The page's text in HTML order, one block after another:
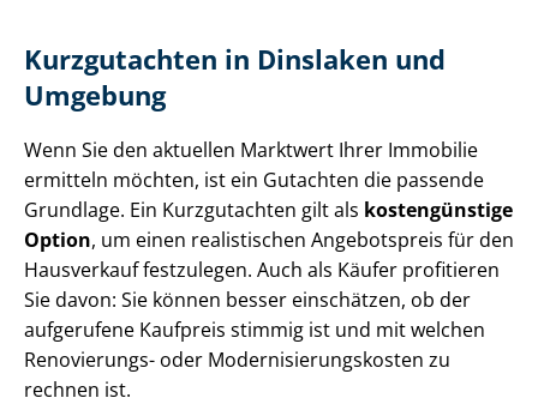
Kurzgutachten in Dinslaken und
Umgebung
Wenn Sie den aktuellen Marktwert Ihrer Immobilie
ermitteln möchten, ist ein Gutachten die passende
Grundlage. Ein Kurzgutachten gilt als kostengünstige
Option, um einen realistischen Angebotspreis für den
Hausverkauf festzulegen. Auch als Käufer profitieren
Sie davon: Sie können besser einschätzen, ob der
aufgerufene Kaufpreis stimmig ist und mit welchen
Renovierungs- oder Mo­der­ni­sie­rungs­kos­ten zu
rechnen ist.